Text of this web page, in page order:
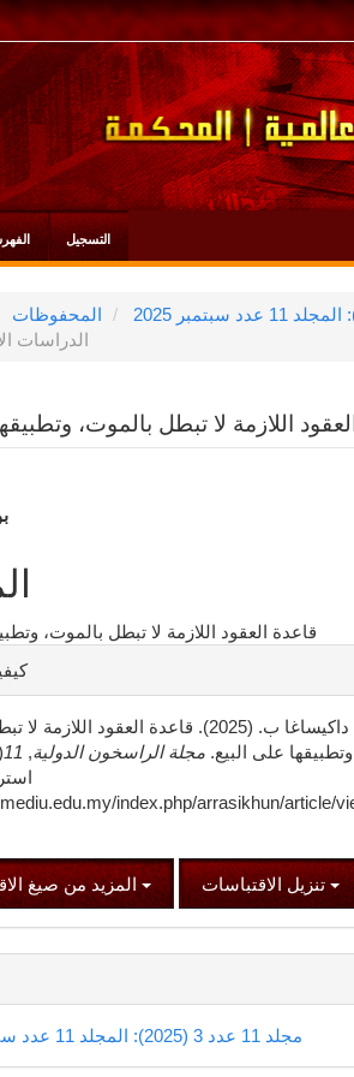
التسجيل
المحفوظات
الدراسات
اللازمة لا تبطل بالموت،
قاعدة العقود اللازمة لا تبطل بالموت،
داكيساغا ب. (2025). قاعدة العقود
وتطبيقها على البيع. مجلة الراسخون الدولية,
11
index.php/arrasikhun/article/
المزيد من صيغ الاقتباسات تنزيل الاقتباسات
مجلد 11 عدد 3 (2025): المجلد 11 عدد سبتمبر 2025